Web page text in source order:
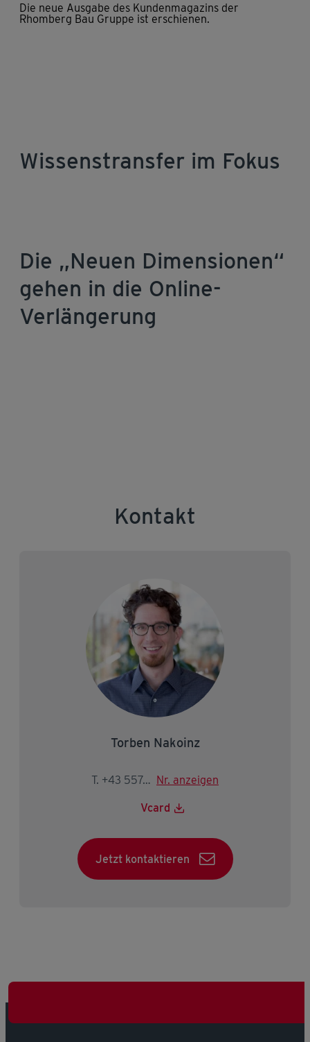
Die neue Ausgabe des Kundenmagazins der
Rhomberg Bau Gruppe ist erschienen.
Wissenstransfer im Fokus
Die „Neuen Dimensionen“
gehen in die Online-
Verlängerung
Kontakt
Torben Nakoinz
T. +43 5574 403-2146 Nr. anzeigen
Vcard
Jetzt kontaktieren